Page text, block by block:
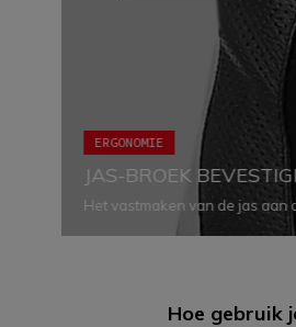
ERGONOMIE
JAS-BROEK
Het vastmaken van de jas
comfort door alle kans op
kledingstukken in elke situatie
Hoe gebruik